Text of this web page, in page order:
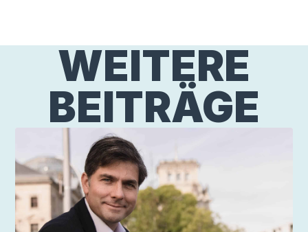
WEITERE
BEITRÄGE